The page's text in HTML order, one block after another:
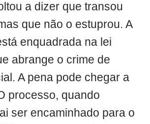
a dizer que transou
que não o estuprou. A
enquadrada na lei
abrange o crime de
A pena pode chegar a
processo, quando
ser encaminhado para o